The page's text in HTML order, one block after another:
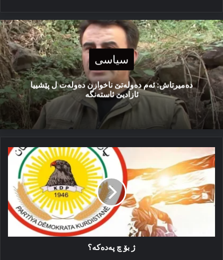
سیاسی
دەمیرتاش: ئەم دەولەتێ ناخوازن دەولەت ل پێشییا
ئازادیێ ئاستەنگە
ژ
بۆ
چ
پەدەکە؟
ژ بۆ چ پەدەکە؟